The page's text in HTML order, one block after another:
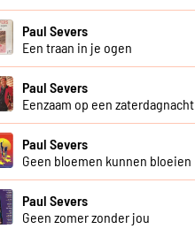
Paul Severs
Een traan in je ogen
Paul Severs
Eenzaam op een zaterdagnacht
Paul Severs
Geen bloemen kunnen bloeien
Paul Severs
Geen zomer zonder jou